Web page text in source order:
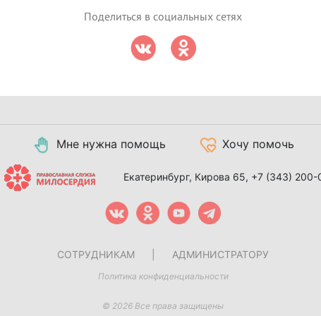
Поделиться в социальных сетях
Мне нужна помощь Хочу помочь
Екатеринбург, Кирова 65, +7 (343) 200-
СОТРУДНИКАМ АДМИНИСТРАТОРУ
Политика конфиденциальности
© 2026 Все права защищены